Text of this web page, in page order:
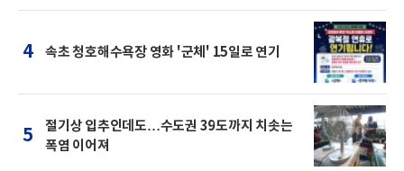
4 속초 청호해수욕장 영화 '군체' 15일로 연기
5
절기상 입추인데도…수도권 39도까지 치솟는
폭염 이어져